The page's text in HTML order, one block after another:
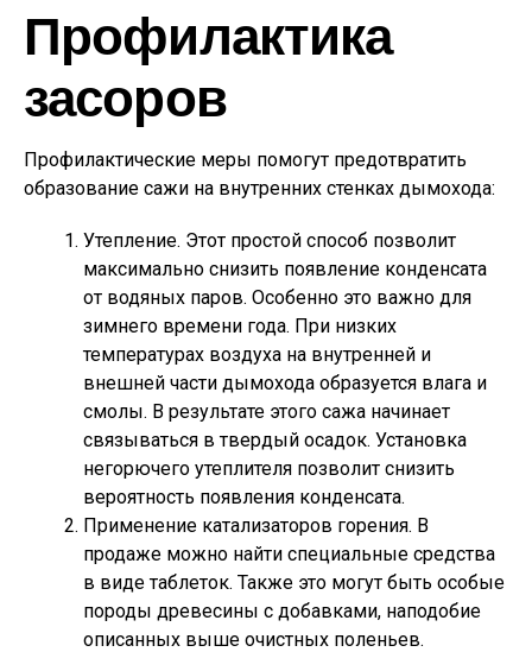
Профилактика
засоров
Профилактические меры помогут предотвратить
образование сажи на внутренних стенках дымохода:
Утепление. Этот простой способ позволит
максимально снизить появление конденсата
от водяных паров. Особенно это важно для
зимнего времени года. При низких
температурах воздуха на внутренней и
внешней части дымохода образуется влага и
смолы. В результате этого сажа начинает
связываться в твердый осадок. Установка
негорючего утеплителя позволит снизить
вероятность появления конденсата.
Применение катализаторов горения. В
продаже можно найти специальные средства
в виде таблеток. Также это могут быть особые
породы древесины с добавками, наподобие
описанных выше очистных поленьев.